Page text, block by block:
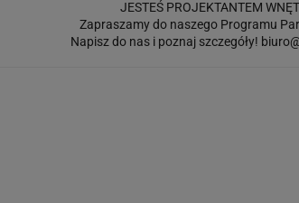
JESTEŚ PROJEKTANTEM
Zapraszamy do naszego Programu
Napisz do nas i poznaj szczegóły!